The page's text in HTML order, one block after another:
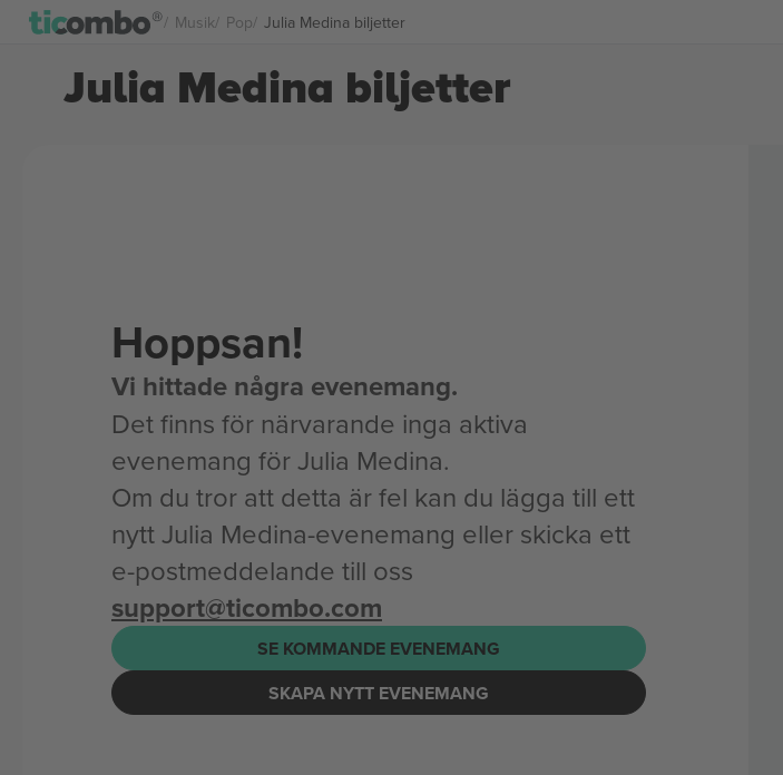
Musik Pop Julia Medina biljetter
Julia Medina biljetter
Hoppsan!
Vi hittade några evenemang.
Det finns för närvarande inga aktiva
evenemang för Julia Medina.
Om du tror att detta är fel kan du lägga till ett
nytt Julia Medina-evenemang eller skicka ett
e-postmeddelande till oss
support@ticombo.com
SE KOMMANDE EVENEMANG
SKAPA NYTT EVENEMANG